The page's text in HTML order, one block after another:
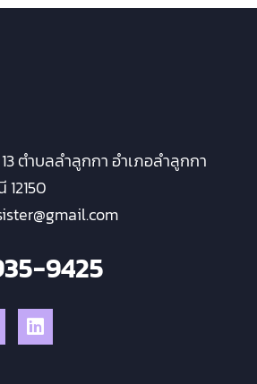
ตำบลลำลูกกา อำเภอลำลูกกา
9425